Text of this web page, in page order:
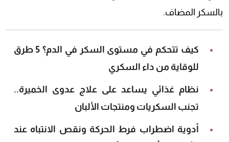
بالسكر المضاف.
كيف تتحكم في مستوى السكر في الدم؟ 5 طرق
للوقاية من داء السكري
نظام غذائي يساعد على علاج عدوى الخميرة..
تجنب السكريات ومنتجات الألبان
أدوية اضطراب فرط الحركة ونقص الانتباه عند